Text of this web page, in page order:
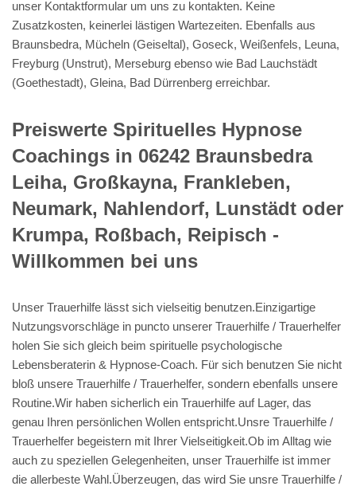
unser Kontaktformular um uns zu kontakten. Keine
Zusatzkosten, keinerlei lästigen Wartezeiten. Ebenfalls aus
Braunsbedra, Mücheln (Geiseltal), Goseck, Weißenfels, Leuna,
Freyburg (Unstrut), Merseburg ebenso wie Bad Lauchstädt
(Goethestadt), Gleina, Bad Dürrenberg erreichbar.
Preiswerte Spirituelles Hypnose
Coachings in 06242 Braunsbedra
Leiha, Großkayna, Frankleben,
Neumark, Nahlendorf, Lunstädt oder
Krumpa, Roßbach, Reipisch -
Willkommen bei uns
Unser Trauerhilfe lässt sich vielseitig benutzen.Einzigartige
Nutzungsvorschläge in puncto unserer Trauerhilfe / Trauerhelfer
holen Sie sich gleich beim spirituelle psychologische
Lebensberaterin & Hypnose-Coach. Für sich benutzen Sie nicht
bloß unsere Trauerhilfe / Trauerhelfer, sondern ebenfalls unsere
Routine.Wir haben sicherlich ein Trauerhilfe auf Lager, das
genau Ihren persönlichen Wollen entspricht.Unsre Trauerhilfe /
Trauerhelfer begeistern mit Ihrer Vielseitigkeit.Ob im Alltag wie
auch zu speziellen Gelegenheiten, unser Trauerhilfe ist immer
die allerbeste Wahl.Überzeugen, das wird Sie unsre Trauerhilfe /